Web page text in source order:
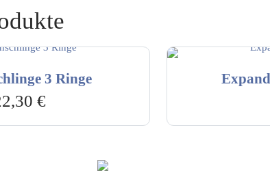
3 Ringe
€